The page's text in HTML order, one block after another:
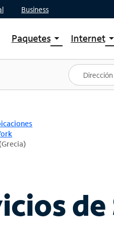
Business
Paquetesarrow_drop_down
Ver paquetes
Spectrum One
Mejores ofertas
Internetarrow_drop_down
Planes